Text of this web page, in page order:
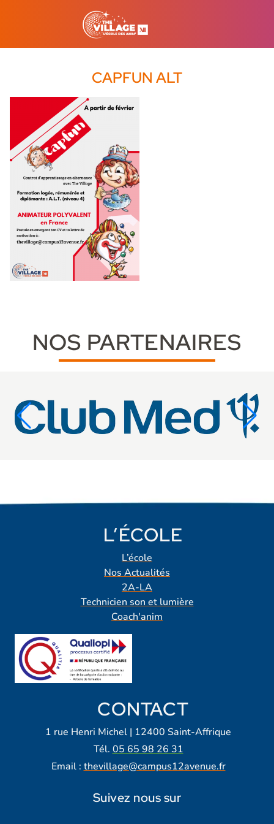
CAPFUN ALT
NOS PARTENAIRES
L’ÉCOLE
L’école
Nos Actualités
2A-LA
Technicien son et lumière
Coach'anim
CONTACT
1 rue Henri Michel | 12400 Saint-Affrique
Tél. 05 65 98 26 31
Email : thevillage@campus12avenue.fr
Suivez nous sur